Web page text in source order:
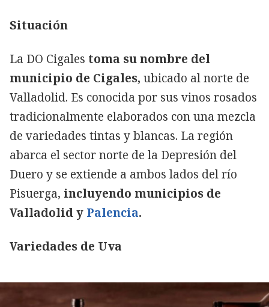
Situación
La DO Cigales toma su nombre del
municipio de Cigales, ubicado al norte de
Valladolid. Es conocida por sus vinos rosados
tradicionalmente elaborados con una mezcla
de variedades tintas y blancas. La región
abarca el sector norte de la Depresión del
Duero y se extiende a ambos lados del río
Pisuerga, incluyendo municipios de
Valladolid y Palencia.
Variedades de Uva